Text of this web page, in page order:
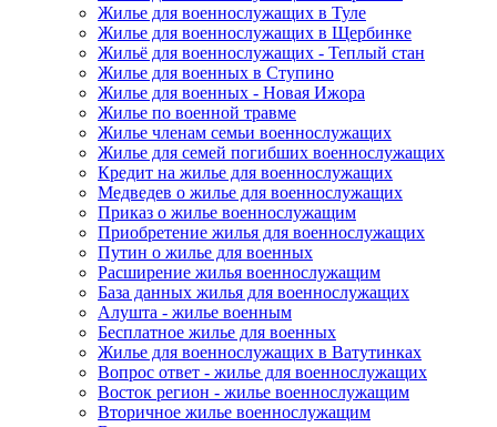
Жилье для военнослужащих в Туле
Жилье для военнослужащих в Щербинке
Жильё для военнослужащих - Теплый стан
Жилье для военных в Ступино
Жилье для военных - Новая Ижора
Жилье по военной травме
Жилье членам семьи военнослужащих
Жилье для семей погибших военнослужащих
Кредит на жилье для военнослужащих
Медведев о жилье для военнослужащих
Приказ о жилье военнослужащим
Приобретение жилья для военнослужащих
Путин о жилье для военных
Расширение жилья военнослужащим
База данных жилья для военнослужащих
Алушта - жилье военным
Бесплатное жилье для военных
Жилье для военнослужащих в Ватутинках
Вопрос ответ - жилье для военнослужащих
Восток регион - жилье военнослужащим
Вторичное жилье военнослужащим